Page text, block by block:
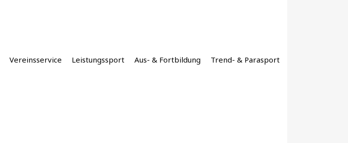
Vereinsservice Leistungssport Aus- & Fortbildung Trend- & Parasport